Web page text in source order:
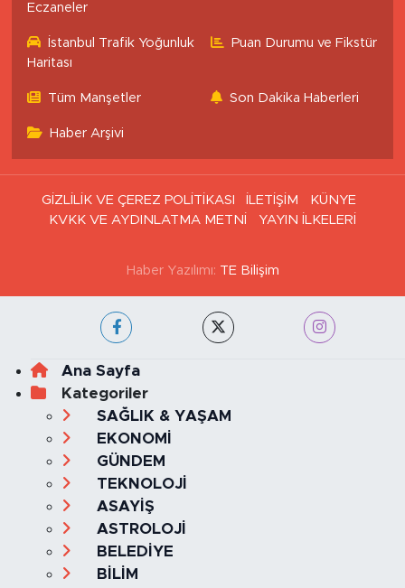
Eczaneler
İstanbul Trafik Yoğunluk
Haritası
Puan Durumu ve Fikstür
Tüm Manşetler Son Dakika Haberleri
Haber Arşivi
GİZLİLİK VE ÇEREZ POLİTİKASI İLETİŞİM
KÜNYE
KVKK VE AYDINLATMA METNİ
YAYIN İLKELERİ
Haber Yazılımı: TE Bilişim
Ana Sayfa
Kategoriler
SAĞLIK & YAŞAM
EKONOMİ
GÜNDEM
TEKNOLOJİ
ASAYİŞ
ASTROLOJİ
BELEDİYE
BİLİM